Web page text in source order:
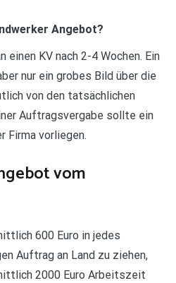
Angebot?
einen KV nach 2-4 Wochen. Ein
nur ein grobes Bild über die
von den tatsächlichen
Auftragsvergabe sollte ein
Firma vorliegen.
vom
600 Euro in jedes
Auftrag an Land zu ziehen,
2000 Euro Arbeitszeit